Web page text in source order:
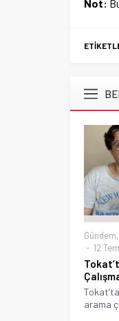
Not:
Gündem,
12
arama